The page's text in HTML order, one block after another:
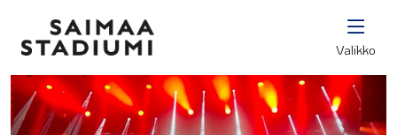
Valikko